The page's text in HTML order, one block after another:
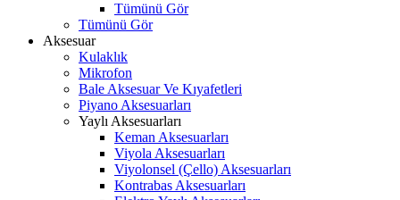
Tümünü Gör
Tümünü Gör
Aksesuar
Kulaklık
Mikrofon
Bale Aksesuar Ve Kıyafetleri
Piyano Aksesuarları
Yaylı Aksesuarları
Keman Aksesuarları
Viyola Aksesuarları
Viyolonsel (Çello) Aksesuarları
Kontrabas Aksesuarları